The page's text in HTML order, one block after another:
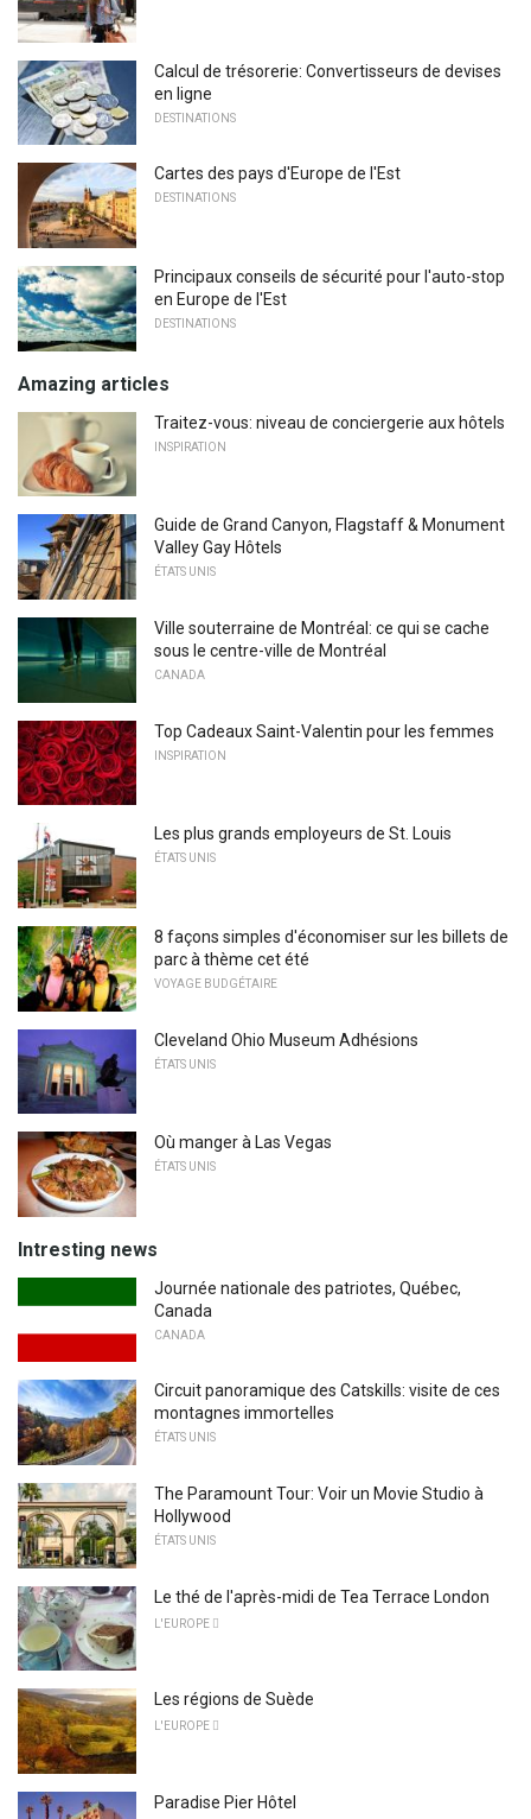
Calcul de trésorerie: Convertisseurs de devises
en ligne
DESTINATIONS
Cartes des pays d'Europe de l'Est
DESTINATIONS
Principaux conseils de sécurité pour l'auto-stop
en Europe de l'Est
DESTINATIONS
Amazing articles
Traitez-vous: niveau de conciergerie aux hôtels
INSPIRATION
Guide de Grand Canyon, Flagstaff & Monument
Valley Gay Hôtels
ÉTATS UNIS
Ville souterraine de Montréal: ce qui se cache
sous le centre-ville de Montréal
CANADA
Top Cadeaux Saint-Valentin pour les femmes
INSPIRATION
Les plus grands employeurs de St. Louis
ÉTATS UNIS
8 façons simples d'économiser sur les billets de
parc à thème cet été
VOYAGE BUDGÉTAIRE
Cleveland Ohio Museum Adhésions
ÉTATS UNIS
Où manger à Las Vegas
ÉTATS UNIS
Intresting news
Journée nationale des patriotes, Québec,
Canada
CANADA
Circuit panoramique des Catskills: visite de ces
montagnes immortelles
ÉTATS UNIS
The Paramount Tour: Voir un Movie Studio à
Hollywood
ÉTATS UNIS
Le thé de l'après-midi de Tea Terrace London
L'EUROPE 
Les régions de Suède
L'EUROPE 
Paradise Pier Hôtel